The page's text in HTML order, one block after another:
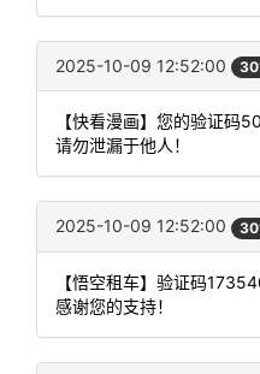
2025-10-09 12:52:00
【快看漫画】您的验证码
请勿泄漏于他人！
2025-10-09 12:52:00
【悟空租车】验证码
感谢您的支持！